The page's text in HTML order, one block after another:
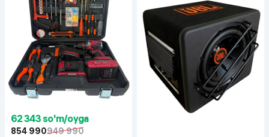
62 343 so'm/oyga
854 990949 990